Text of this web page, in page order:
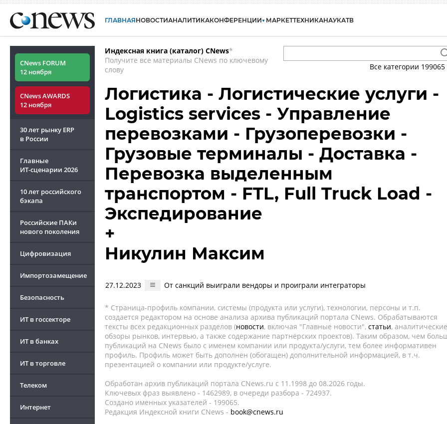
ГЛАВНАЯНОВОСТИАНАЛИТИКАКОНФЕРЕНЦИИ МАРКЕТТЕХНИКАНАУКАТВ
CNews FORUM
12 ноября
CNews AWARDS
12 ноября
30 лет рынку ERP
в России
Главные
ИТ-сценарии 2026
10 лет российского
бэкапа
Российские ПАКи
нового поколения
Цифровизация
Импортозамещение
Безопасность
ИТ в госсекторе
ИТ в банках
ИТ в торговле
Телеком
Интернет
Индексная книга (каталог) CNews*
Получите все материалы CNews по ключевому
слову
Все категории 199065
Логистика - Логистические услуги -
Logistics services - Управление
перевозками - Грузоперевозки -
Грузовые терминалы - Доставка -
Перевозка выделенным
транспортом - FTL, Full Truck Load -
Экспедирование
+
Никулин Максим
27.12.2023 От санкций выиграли вендоры и проиграли интеграторы
* Страница-профиль компании, системы (продукта или услуги), технологии, персоны и т.п.
создается редактором на основе анализа архива публикаций портала CNews. Обрабатываются
тексты всех редакционных разделов (новости, включая "Главные новости", статьи, аналитические
обзоры рынков, интервью, а также содержание партнёрских проектов). Таким образом, чем
публикаций на CNews было с именем компании или продукта/услуги, тем более информативен
профиль. Профиль может быть дополнен (обогащен) дополнительной информацией, в т.ч.
презентацией о компании или продукте/услуге.
Обработан архив публикаций портала CNews.ru c 11.1998 до 08.2026 годы.
Ключевых фраз выявлено - 1462989, в очереди разбора - 724937.
Создано именных указателей - 199065.
Редакция Индексной книги CNews - book@cnews.ru